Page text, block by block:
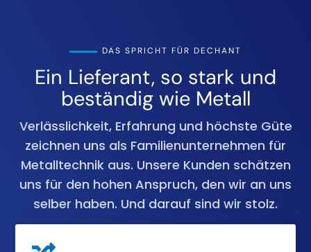
DAS SPRICHT FÜR DECHANT
Ein Lieferant, so stark und
beständig wie Metall
Verlässlichkeit, Erfahrung und höchste Güte
zeichnen uns als Familienunternehmen für
Metalltechnik aus. Unsere Kunden schätzen
uns für den hohen Anspruch, den wir an uns
selber haben. Und darauf sind wir stolz.